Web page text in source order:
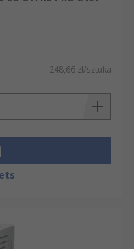
248,66 zł/sztuka